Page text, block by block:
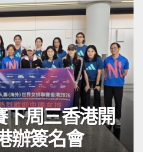
下周三香港開
辦簽名會